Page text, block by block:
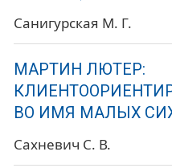
Санигурская М. Г.
МАРТИН ЛЮТЕР:
ВО ИМЯ МАЛЫХ
Сахневич С. В.